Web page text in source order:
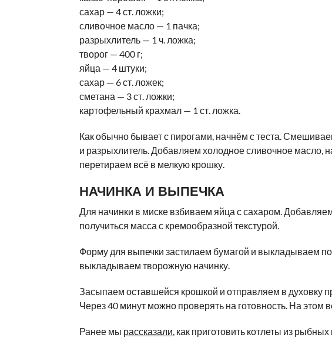
сахар — 4 ст. ложки;
сливочное масло — 1 пачка;
разрыхлитель — 1 ч. ложка;
творог — 400 г;
яйца — 4 штуки;
сахар — 6 ст. ложек;
сметана — 3 ст. ложки;
картофельный крахмал — 1 ст. ложка.
Как обычно бывает с пирогами, начнём с теста.
и разрыхлитель. Добавляем холодное сливочное масло,
перетираем всё в мелкую крошку.
НАЧИНКА И ВЫПЕЧКА
Для начинки в миске взбиваем яйца с сахаром.
получиться масса с кремообразной текстурой.
Форму для выпечки застилаем бумагой и выкладываем
выкладываем творожную начинку.
Засыпаем оставшейся крошкой и отправляем в духовку
Через 40 минут можно проверять на готовность. На этом
Ранее мы рассказали, как приготовить котлеты из